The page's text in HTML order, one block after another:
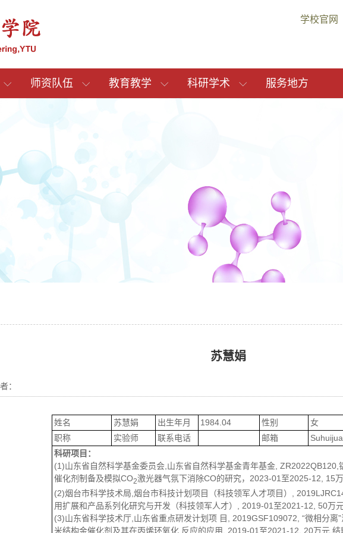
学校官网
师资队伍 教育教学 科研学术 服务地方
苏慧娟
：
姓名 苏慧娟 出生年月 1984.04 性别
女
职称
实验师 联系电话 邮箱
科研项目：
(1)山东省自然科学基金委员会,山东省自然科学基金青年基金, ZR2022QB120,
催化剂制备及模拟CO2激光器气氛下消除CO的研究，2023-01至2025-12, 15
(2)烟台市科学技术局,烟台市科技计划项目（科技领军人才项目）,
用扩展和产品系列化研究与开发（科技领军人才）, 2019-01至2021-12, 50万
(3)山东省科学技术厅,山东省重点研发计划项 目, 2019GSF109072, “微相分离
米结构金催化剂及其在丙烯环氧化 反应的应用, 2019-01至2021-12, 20万元,结